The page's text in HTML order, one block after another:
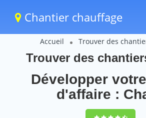
Chantier chauffage
Accueil Trouver des
Trouver des
Développer
d'affaire :